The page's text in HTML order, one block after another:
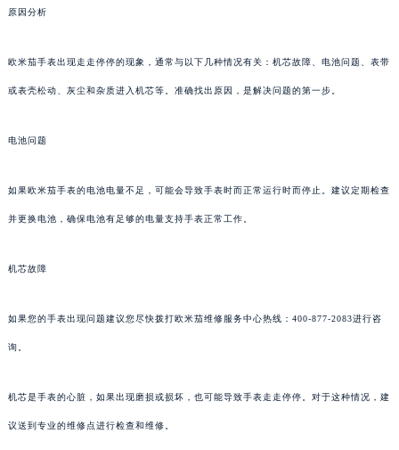
原因分析
欧米茄手表出现走走停停的现象，通常与以下几种情况有关：机芯故障、电池问题、表带
或表壳松动、灰尘和杂质进入机芯等。准确找出原因，是解决问题的第一步。
电池问题
如果欧米茄手表的电池电量不足，可能会导致手表时而正常运行时而停止。建议定期检查
并更换电池，确保电池有足够的电量支持手表正常工作。
机芯故障
如果您的手表出现问题建议您尽快拨打欧米茄维修服务中心热线：400-877-2083进行咨
询。
机芯是手表的心脏，如果出现磨损或损坏，也可能导致手表走走停停。对于这种情况，建
议送到专业的维修点进行检查和维修。